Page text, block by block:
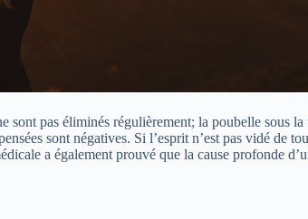
pas éliminés régulièrement; la poubelle sous
sont négatives. Si l’esprit n’est pas vidé de
a également prouvé que la cause profonde